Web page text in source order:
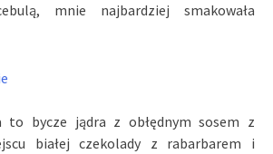
mnie najbardziej smakowała
to bycze jądra z obłędnym sosem z
białej czekolady z rabarbarem i